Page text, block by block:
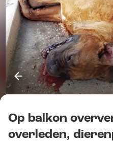
Op balkon
overleden,